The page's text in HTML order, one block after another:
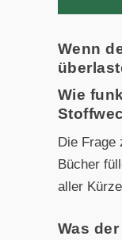
Wenn
Wie
Die Frage
Bücher
aller
Was